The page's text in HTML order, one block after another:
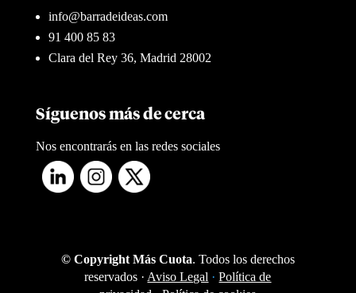
info@barradeideas.com
91 400 85 83
Clara del Rey 36, Madrid 28002
Síguenos más de cerca
Nos encontrarás en las redes sociales
© Copyright Más Cuota. Todos los derechos
reservados · Aviso Legal · Política de